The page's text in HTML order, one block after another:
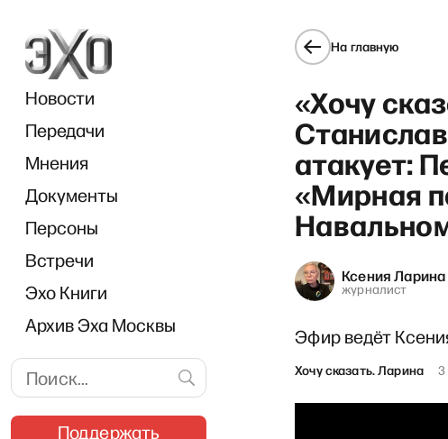
Новости
Передачи
Мнения
Документы
Персоны
Встречи
Эхо Книги
Архив Эха Москвы
Поддержать
На главную
«Хочу
атакует:
«Мирная
Ксения Ларина
журналист
Эфир ведёт
Хочу сказать. Ларина 3
«И